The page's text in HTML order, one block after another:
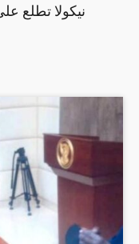
نيكولا تطلع